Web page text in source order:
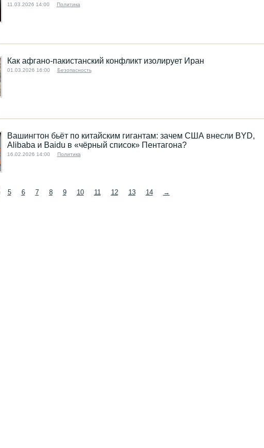
11.03.2026 14:00 Политика
Как афгано-пакистанский конфликт изолирует Иран
01.03.2026 16:00 Безопасность
Вашингтон бьёт по китайским гигантам: зачем США внесли BYD,
Alibaba и Baidu в «чёрный список» Пентагона?
16.02.2026 14:00 Политика
5 6 7 8 9 10 11 12 13 14 →